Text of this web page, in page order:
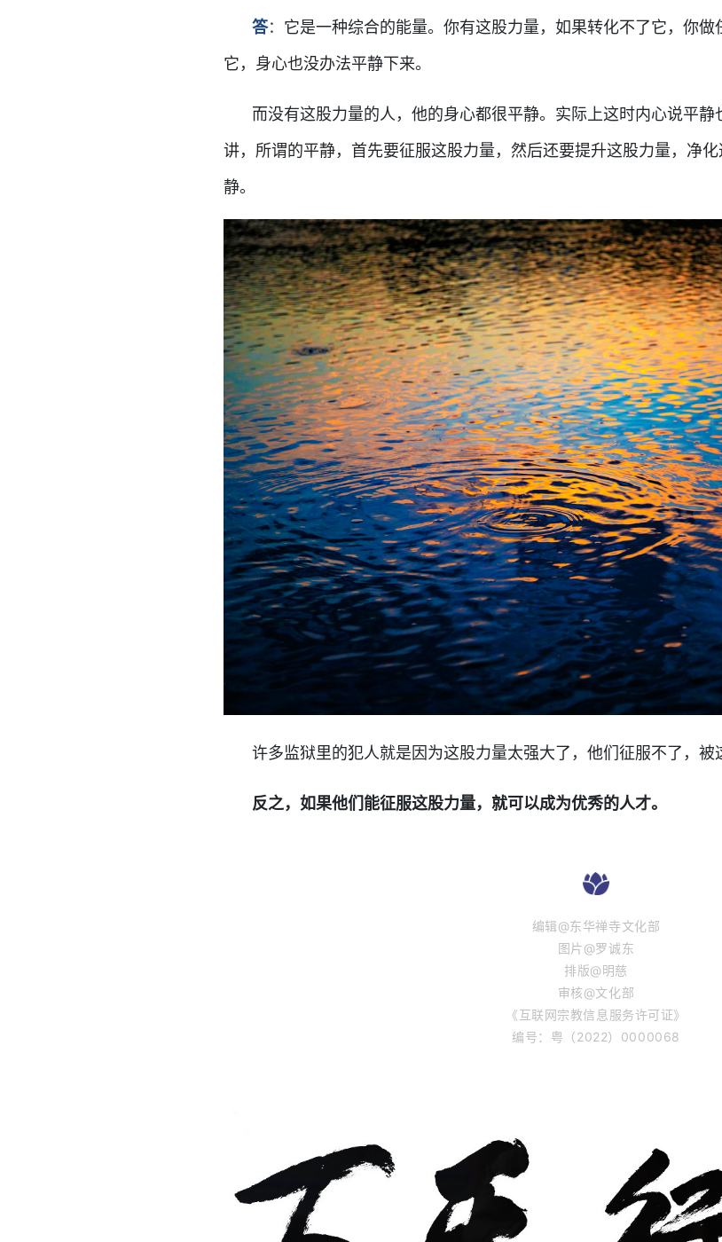
答： 它是一种综合的能量。你有这股力量，如果转化不了它，你
它，身心也没办法平静下来。
而没有这股力量的人，他的身心都很平静。实际上这时内心说平
讲，所谓的平静，首先要征服这股力量，然后还要提升这股力量，净
静。
许多监狱里的犯人就是因为这股力量太强大了，他们征服不了，被
反之，如果他们能征服这股力量，就可以成为优秀的人才。
编辑@东华禅寺文化部
图片@罗诚东
排版@明慈
审核@文化部
《互联网宗教信息服务许可证》
编号：粤（2022）0000068